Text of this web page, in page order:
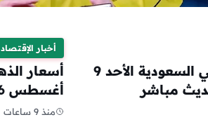
أسعار الذهب اليوم في السعودية الأحد 9
أخبار الإقتصاد
أغسطس 2026 — بيع وشراء صنعاء وعدن
منذ 9 ساعات